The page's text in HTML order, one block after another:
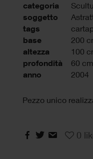
categoria
soggetto
tags
base 200
altezza 100
profondità 60 cm
anno 2004
Pezzo unico
0